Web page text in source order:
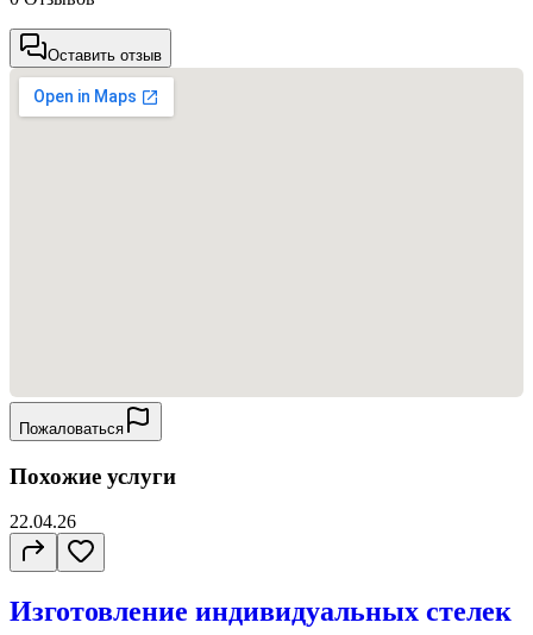
Оставить отзыв
Пожаловаться
Похожие услуги
22.04.26
Изготовление индивидуальных стелек